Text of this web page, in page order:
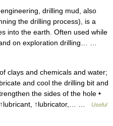
drilling mud, also
the drilling process), is a
into the earth. Often used while
on exploration drilling… …
clays and chemicals and water;
and cool the drilling bit and
the sides of the hole •
↑lubricant, ↑lubricator,… …
Useful